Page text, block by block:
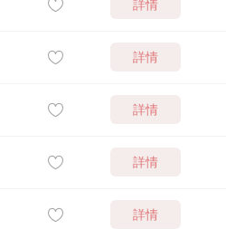
詳情
詳情
詳情
詳情
詳情